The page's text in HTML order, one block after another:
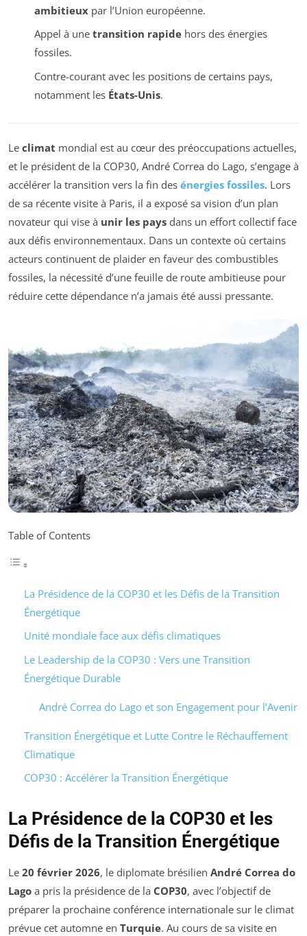
ambitieuxpar l’Union européenne.
Appel à une transition rapidehors des énergies
fossiles.
Contre-courant avec les positions de certains pays,
notamment les États-Unis.
Le climat mondial est au cœur des préoccupations actuelles,
et le président de la COP30, André Correa do Lago, s’engage à
accélérer la transition vers la fin des énergies fossiles. Lors
de sa récente visite à Paris, il a exposé sa vision d’un plan
novateur qui vise à unir les pays dans un effort collectif face
aux défis environnementaux. Dans un contexte où certains
acteurs continuent de plaider en faveur des combustibles
fossiles, la nécessité d’une feuille de route ambitieuse pour
réduire cette dépendance n’a jamais été aussi pressante.
Table of Contents
La Présidence de la COP30 et les Défis de la Transition
Énergétique
Unité mondiale face aux défis climatiques
Le Leadership de la COP30 : Vers une Transition
Énergétique Durable
André Correa do Lago et son Engagement pour l’Avenir
Transition Énergétique et Lutte Contre le Réchauffement
Climatique
COP30 : Accélérer la Transition Énergétique
La Présidence de la COP30 et les
Défis de la Transition Énergétique
Le 20 février 2026, le diplomate brésilien André Correa do
Lago a pris la présidence de la COP30, avec l’objectif de
préparer la prochaine conférence internationale sur le climat
prévue cet automne en Turquie. Au cours de sa visite en